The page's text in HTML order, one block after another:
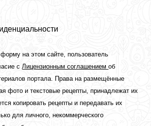
на этом сайте, пользователь
сЛицензионным соглашениемоб
портала. Права на размещённые
фото и текстовые рецепты, принадлежат их
копировать рецепты и передавать их
для личного, некоммерческого